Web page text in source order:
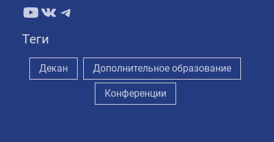
YouTube
ВКонтакте
Telegram
Теги
Декан Дополнительное образование
Конференции